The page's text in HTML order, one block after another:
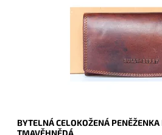
samostatné části. Originál, kvalita,
vše nám poskytne tato krásná
Skladem
8998
Bull Burry
2 roky
BYTELNÁ CELOKOŽENÁ